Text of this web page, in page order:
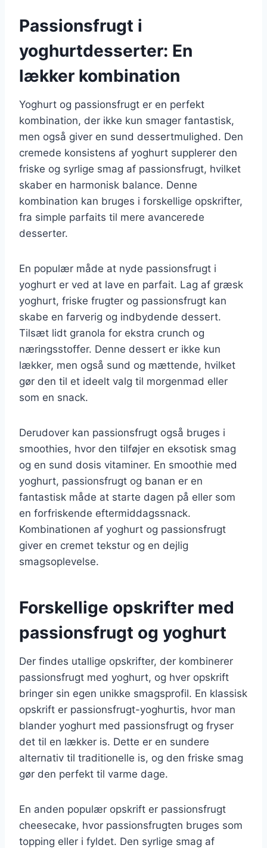
Passionsfrugt i
yoghurtdesserter: En
lækker kombination
Yoghurt og passionsfrugt er en perfekt
kombination, der ikke kun smager fantastisk,
men også giver en sund dessertmulighed. Den
cremede konsistens af yoghurt supplerer den
friske og syrlige smag af passionsfrugt, hvilket
skaber en harmonisk balance. Denne
kombination kan bruges i forskellige opskrifter,
fra simple parfaits til mere avancerede
desserter.
En populær måde at nyde passionsfrugt i
yoghurt er ved at lave en parfait. Lag af græsk
yoghurt, friske frugter og passionsfrugt kan
skabe en farverig og indbydende dessert.
Tilsæt lidt granola for ekstra crunch og
næringsstoffer. Denne dessert er ikke kun
lækker, men også sund og mættende, hvilket
gør den til et ideelt valg til morgenmad eller
som en snack.
Derudover kan passionsfrugt også bruges i
smoothies, hvor den tilføjer en eksotisk smag
og en sund dosis vitaminer. En smoothie med
yoghurt, passionsfrugt og banan er en
fantastisk måde at starte dagen på eller som
en forfriskende eftermiddagssnack.
Kombinationen af yoghurt og passionsfrugt
giver en cremet tekstur og en dejlig
smagsoplevelse.
Forskellige opskrifter med
passionsfrugt og yoghurt
Der findes utallige opskrifter, der kombinerer
passionsfrugt med yoghurt, og hver opskrift
bringer sin egen unikke smagsprofil. En klassisk
opskrift er passionsfrugt-yoghurtis, hvor man
blander yoghurt med passionsfrugt og fryser
det til en lækker is. Dette er en sundere
alternativ til traditionelle is, og den friske smag
gør den perfekt til varme dage.
En anden populær opskrift er passionsfrugt
cheesecake, hvor passionsfrugten bruges som
topping eller i fyldet. Den syrlige smag af